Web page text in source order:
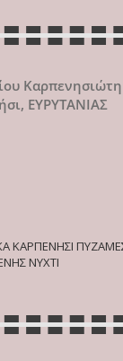
ΕΥΡΥΤΑΝΙΑΣ
ΚΑΡΠΕΝΗΣΙ
ΝΥΧΤΙ